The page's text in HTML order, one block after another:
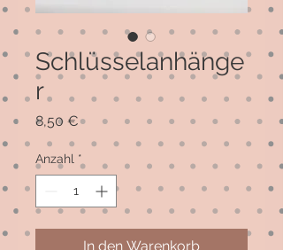
Schlüsselanhänge
r
8,50 €Preis
Anzahl *
In den Warenkorb